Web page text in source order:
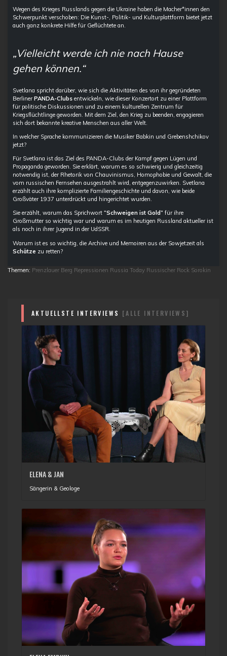
Wegen des Krieges Russlands gegen die Ukraine haben die Macher*innen den
Schwerpunkt verschoben: Die Kunst-, Politik- und Kulturplattform bietet jetzt
auch ganz konkrete Hilfe für Geflüchtete an.
„Vielleicht werde ich nie nach Hause
gehen können.“
Svetlana spricht darüber, wie sich die Aktivitäten des von ihr gegründeten
BerlinerPANDA-Clubs entwickeln, wie dieser Konzertort zu einer Plattform
für politische Diskussionen und zu einem kulturellen Zentrum für
Kriegsflüchtlinge geworden. Mit dem Ziel, den Krieg zu beenden, engagieren
sich dort bekannte kreative Menschen aus aller Welt.
In welcher Sprache kommunizieren die Musiker Babkin und Grebenshchikov
jetzt?
Für Svetlana ist das Ziel des PANDA-Clubs der Kampf gegen Lügen und
Propaganda geworden. Sie erklärt, warum es so schwierig und gleichzeitig
notwendig ist, der Rhetorik von Chauvinismus, Homophobie und Gewalt, die
vom russischen Fernsehen ausgestrahlt wird, entgegenzuwirken. Svetlana
erzählt auch ihre komplizierte Familiengeschichte und davon, wie beide
Großväter 1937 unterdrückt und hingerichtet wurden.
Sie erzählt, warum das Sprichwort “Schweigen ist Gold” für ihre
Großmutter so wichtig war und warum es im heutigen Russland aktueller ist
als noch in ihrer Jugend in der UdSSR.
Warum ist es so wichtig, die Archive und Memoiren aus der Sowjetzeit als
Schätze zu retten?
Themen: Prenzlauer Berg Repressionen Russia Today Russischer Rock Sorokin
AKTUELLSTE INTERVIEWS [ALLE INTERVIEWS]
ELENA & JAN
Sängerin & Geologe